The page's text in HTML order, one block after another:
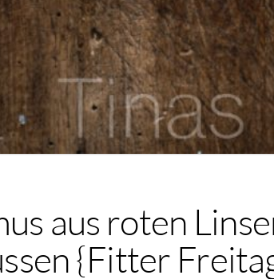
aus roten
{Fitter